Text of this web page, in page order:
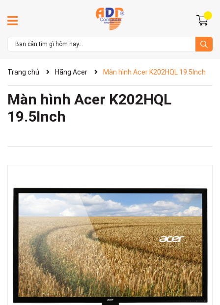
Trang chủ Hãng Acer Màn hình Acer K202HQL 19.5Inch
Màn hình Acer K202HQL
19.5Inch